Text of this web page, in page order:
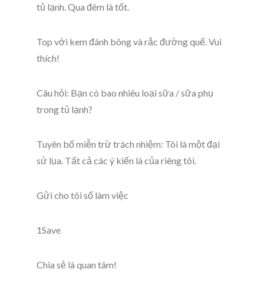
tủ lạnh. Qua đêm là tốt.
Top với kem đánh bông và rắc đường quế. Vui
thích!
Câu hỏi: Bạn có bao nhiêu loại sữa / sữa phụ
trong tủ lạnh?
Tuyên bố miễn trừ trách nhiệm: Tôi là một đại
sứ lụa. Tất cả các ý kiến ​​là của riêng tôi.
Gửi cho tôi sổ làm việc
1Save
Chia sẻ là quan tâm!